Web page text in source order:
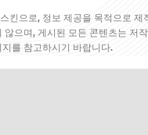
킨으로, 정보 제공을 목적으로 제
으며, 게시된 모든 콘텐츠는 저
를 참고하시기 바랍니다.